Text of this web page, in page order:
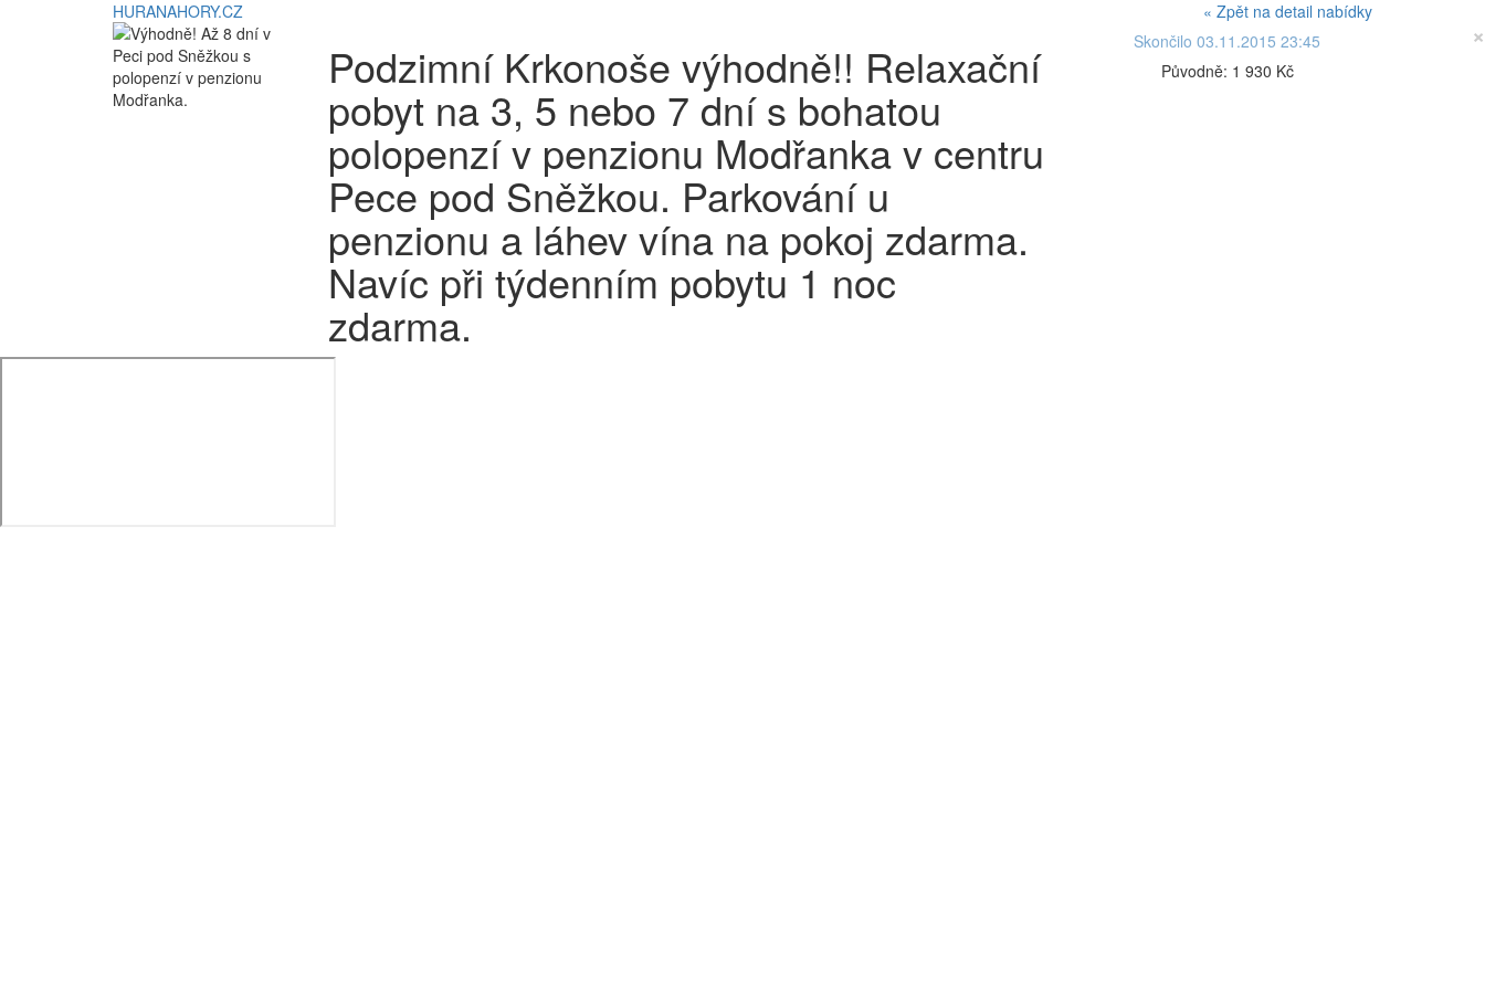
HURANAHORY.CZ « Zpět na detail nabídky
×
Podzimní Krkonoše výhodně!! Relaxační
pobyt na 3, 5 nebo 7 dní s bohatou
polopenzí v penzionu Modřanka v centru
Pece pod Sněžkou. Parkování u
penzionu a láhev vína na pokoj zdarma.
Navíc při týdenním pobytu 1 noc
zdarma.
Skončilo 03.11.2015 23:45
Původně: 1 930 Kč